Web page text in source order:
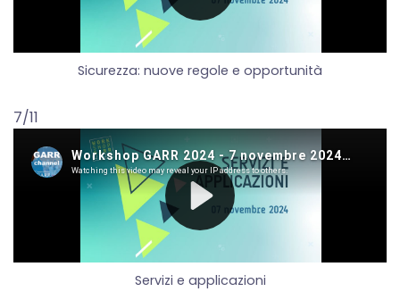
Sicurezza: nuove regole e opportunità
7/11
Servizi e applicazioni